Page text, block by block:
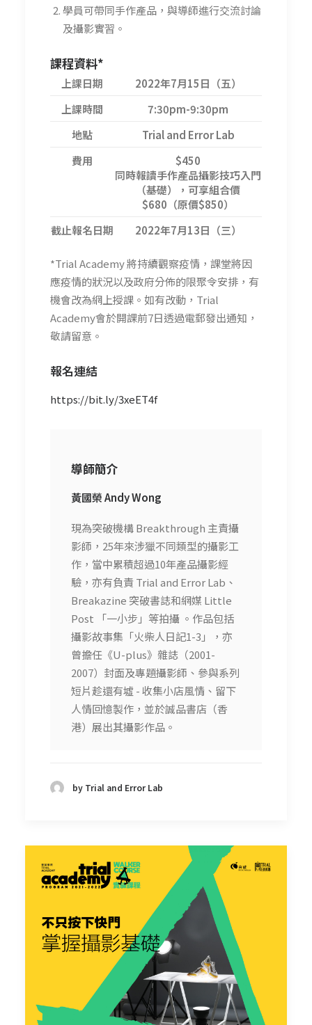
學員可帶同手作產品，與導師進行交流討論
及攝影實習。
課程資料*
上課日期
2022年7月15日（五）
上課時間
7:30pm-9:30pm
地點
Trial and Error Lab
費用
$450
同時報讀手作產品攝影技巧入門
（基礎），可享組合價
$680（原價$850）
截止報名日期
2022年7月13日（三）
*Trial Academy 將持續觀察疫情，課堂將因
應疫情的狀況以及政府分佈的限聚令安排，有
機會改為網上授課。如有改動，Trial
Academy會於開課前7日透過電郵發出通知，
敬請留意。
報名連結
https://bit.ly/3xeET4f
導師簡介
黃國榮 Andy Wong
現為突破機構 Breakthrough 主責攝
影師，25年來涉獵不同類型的攝影工
作，當中累積超過10年產品攝影經
驗，亦有負責 Trial and Error Lab、
Breakazine 突破書誌和網媒 Little
Post 「一小步」等拍攝 。作品包括
攝影故事集「火柴人日記1-3」，亦
曾擔任《U-plus》雜誌（2001-
2007）封面及專題攝影師、參與系列
短片趁還有墟 - 收集小店風情、留下
人情回憶製作，並於誠品書店（香
港）展出其攝影作品。
by Trial and Error Lab